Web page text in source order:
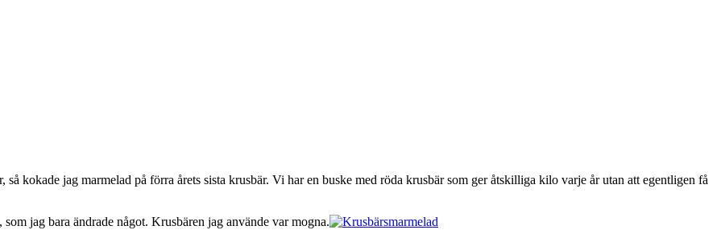
kokade jag marmelad på förra årets sista krusbär. Vi har en buske med röda krusbär som ger åtskilliga kilo varje år utan att egentligen få
jag bara ändrade något. Krusbären jag använde var mogna.